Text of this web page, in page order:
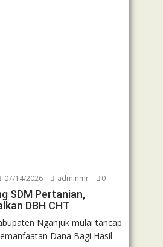
07/14/2026 adminmr 0
SDM Pertanian,
DBH CHT
Nganjuk mulai tancap
Dana Bagi Hasil